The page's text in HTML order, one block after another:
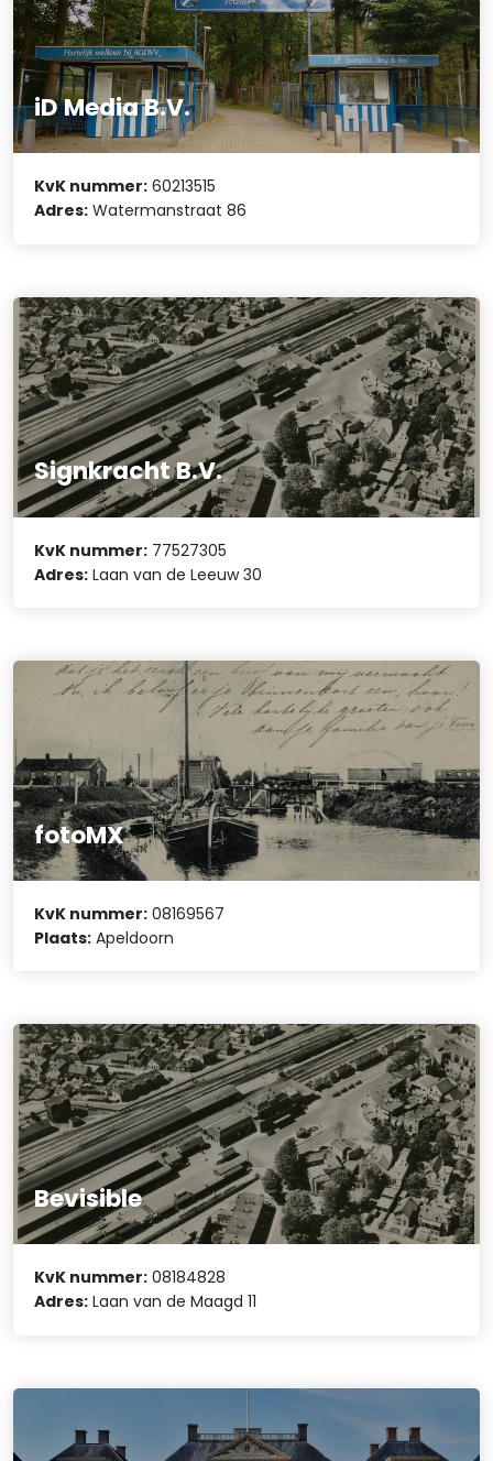
iD Media B.V.
KvK nummer: 60213515
Adres: Watermanstraat 86
Signkracht B.V.
KvK nummer: 77527305
Adres: Laan van de Leeuw 30
fotoMX
KvK nummer: 08169567
Plaats: Apeldoorn
Bevisible
KvK nummer: 08184828
Adres: Laan van de Maagd 11